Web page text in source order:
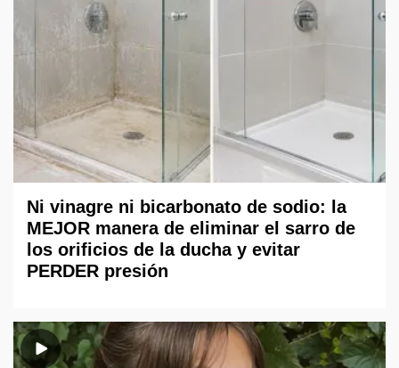
Ni vinagre ni bicarbonato de sodio: la
MEJOR manera de eliminar el sarro de
los orificios de la ducha y evitar
PERDER presión